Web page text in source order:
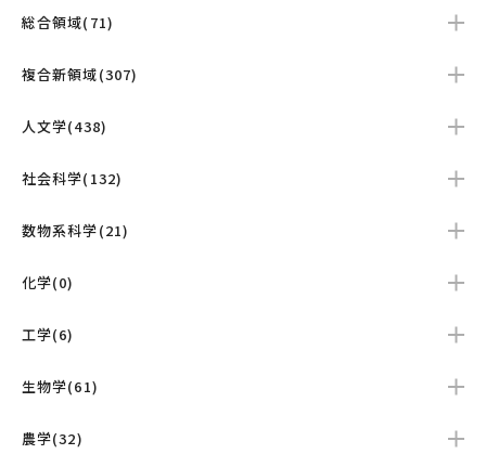
総合領域(71)
複合新領域(307)
人文学(438)
社会科学(132)
数物系科学(21)
化学(0)
工学(6)
生物学(61)
農学(32)